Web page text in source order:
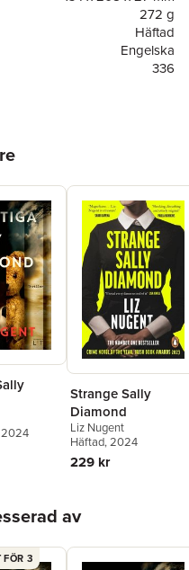
272 g
Häftad
Engelska
336
Strange Sally
Diamond
Liz Nugent
Häftad, 2024
229 kr
av
FÖR 3